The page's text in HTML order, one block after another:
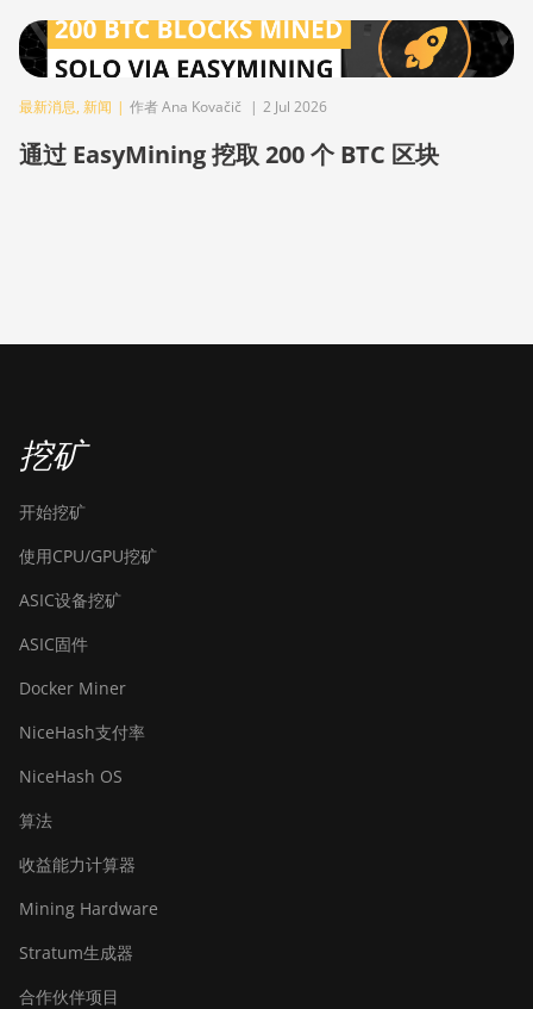
BITMAIN Antminer S19j (90Th)
BITMAIN Antminer S19j Pro (96Th)
BITMAIN Antminer S19j XP (151TH)
(1.16Ph)
BITMAIN Antminer T19 Hydro (158Th)
BITMAIN Antminer T21 (190TH)
Baikal Giant X10
Baikal Giant+
Bitdeer SealMiner A2
Bitdeer SealMiner A2 Pro Air
Bitdeer SealMiner A2 Pro Hyd
Bitdeer SealMiner A3 Air
Bitdeer SealMiner A3 Hydro
最新消息, 新闻 | 作者 Ana Kovačič | 2 Jul 2026
通过 EasyMining 挖取 200 个 BTC 区块
挖矿
开始挖矿
使用CPU/GPU挖矿
ASIC设备挖矿
ASIC固件
Docker Miner
NiceHash支付率
NiceHash OS
算法
收益能力计算器
Mining Hardware
Stratum生成器
合作伙伴项目